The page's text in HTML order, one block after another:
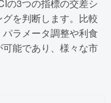
の3つの指標の交差シ
を判断します。比較
ラメータ調整や利食
能であり、様々な市